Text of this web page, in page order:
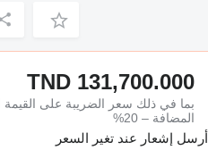
TND 131,700.000
بما في ذلك سعر الضريبة على القيمة
المضافة – 20%
أرسل إشعار عند تغير السعر